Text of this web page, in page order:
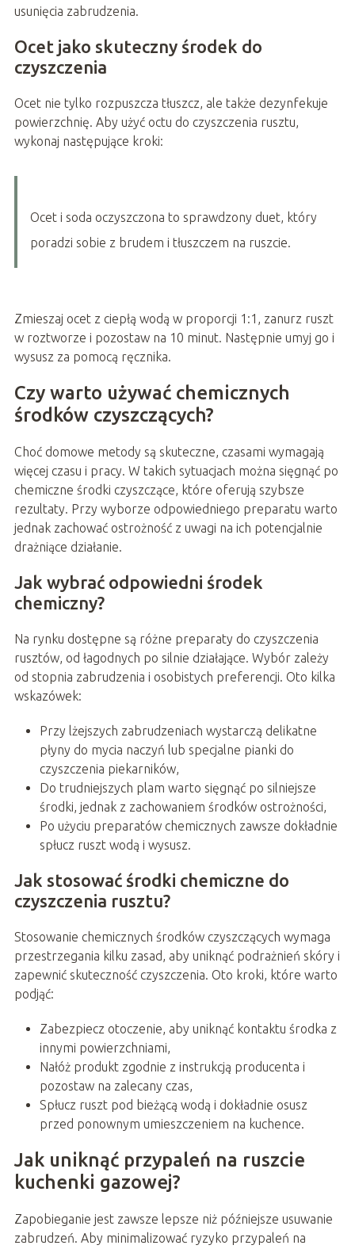
usunięcia zabrudzenia.
Ocet jako skuteczny środek do
czyszczenia
Ocet nie tylko rozpuszcza tłuszcz, ale także dezynfekuje
powierzchnię. Aby użyć octu do czyszczenia rusztu,
wykonaj następujące kroki:
Ocet i soda oczyszczona to sprawdzony duet, który
poradzi sobie z brudem i tłuszczem na ruszcie.
Zmieszaj ocet z ciepłą wodą w proporcji 1:1, zanurz ruszt
w roztworze i pozostaw na 10 minut. Następnie umyj go i
wysusz za pomocą ręcznika.
Czy warto używać chemicznych
środków czyszczących?
Choć domowe metody są skuteczne, czasami wymagają
więcej czasu i pracy. W takich sytuacjach można sięgnąć po
chemiczne środki czyszczące, które oferują szybsze
rezultaty. Przy wyborze odpowiedniego preparatu warto
jednak zachować ostrożność z uwagi na ich potencjalnie
drażniące działanie.
Jak wybrać odpowiedni środek
chemiczny?
Na rynku dostępne są różne preparaty do czyszczenia
rusztów, od łagodnych po silnie działające. Wybór zależy
od stopnia zabrudzenia i osobistych preferencji. Oto kilka
wskazówek:
Przy lżejszych zabrudzeniach wystarczą delikatne
płyny do mycia naczyń lub specjalne pianki do
czyszczenia piekarników,
Do trudniejszych plam warto sięgnąć po silniejsze
środki, jednak z zachowaniem środków ostrożności,
Po użyciu preparatów chemicznych zawsze dokładnie
spłucz ruszt wodą i wysusz.
Jak stosować środki chemiczne do
czyszczenia rusztu?
Stosowanie chemicznych środków czyszczących wymaga
przestrzegania kilku zasad, aby uniknąć podrażnień skóry i
zapewnić skuteczność czyszczenia. Oto kroki, które warto
podjąć:
Zabezpiecz otoczenie, aby uniknąć kontaktu środka z
innymi powierzchniami,
Nałóż produkt zgodnie z instrukcją producenta i
pozostaw na zalecany czas,
Spłucz ruszt pod bieżącą wodą i dokładnie osusz
przed ponownym umieszczeniem na kuchence.
Jak uniknąć przypaleń na ruszcie
kuchenki gazowej?
Zapobieganie jest zawsze lepsze niż późniejsze usuwanie
zabrudzeń. Aby minimalizować ryzyko przypaleń na